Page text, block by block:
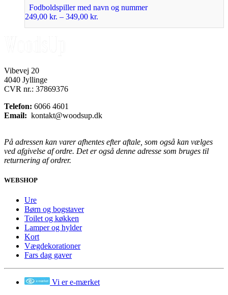
Fodboldspiller med navn og nummer
249,00 kr. – 349,00 kr.
Vibevej 20
4040 Jyllinge
CVR nr.: 37869376
Telefon: 6066 4601
Email: kontakt@woodsup.dk
På adressen kan varer afhentes efter aftale, som også kan vælges
ved afgivelse af ordre. Det er også denne adresse som bruges til
returnering af ordrer.
WEBSHOP
Ure
Børn og bogstaver
Toilet og køkken
Lamper og hylder
Kort
Vægdekorationer
Fars dag gaver
Vi er e-mærket